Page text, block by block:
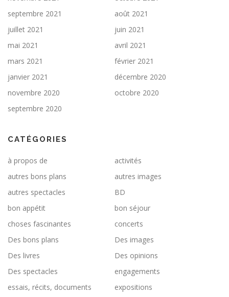
septembre 2021
août 2021
juillet 2021
juin 2021
mai 2021
avril 2021
mars 2021
février 2021
janvier 2021
décembre 2020
novembre 2020
octobre 2020
septembre 2020
CATÉGORIES
à propos de
activités
autres bons plans
autres images
autres spectacles
BD
bon appétit
bon séjour
choses fascinantes
concerts
Des bons plans
Des images
Des livres
Des opinions
Des spectacles
engagements
essais, récits, documents
expositions